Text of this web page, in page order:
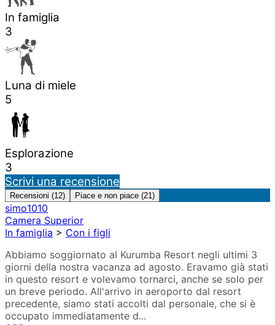
In famiglia
3
Luna di miele
5
Esplorazione
3
Scrivi una recensione
Recensioni (12) Piace e non piace (21)
simo1010
Camera Superior
In famiglia > Con i figli
Abbiamo soggiornato al Kurumba Resort negli ultimi 3
giorni della nostra vacanza ad agosto. Eravamo già stati
in questo resort e volevamo tornarci, anche se solo per
un breve periodo. All'arrivo in aeroporto dal resort
precedente, siamo stati accolti dal personale, che si è
occupato immediatamente d...